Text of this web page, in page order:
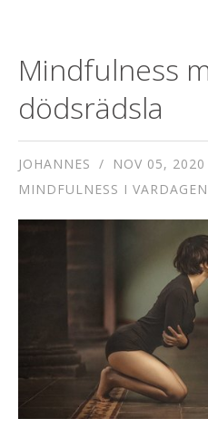
Mindfulness
dödsrädsla
JOHANNES
NOV 05, 2020
MINDFULNESS I VARDAGEN